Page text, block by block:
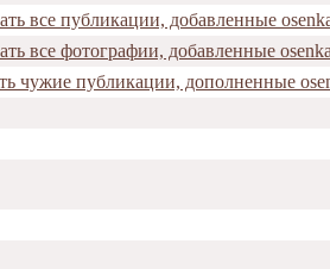
все публикации, добавленные
все фотографии, добавленные osenka
чужие публикации, дополненные